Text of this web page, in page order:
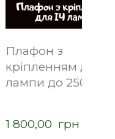
Плафон з
кріпленням для
лампи до 250 Вт
1 800,00  грн